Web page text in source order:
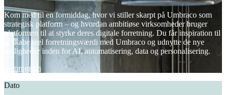
Kom med til en formiddag, hvor vi stiller skarpt på Umbraco som
strategisk platform – og hvordan ambitiøse virksomheder bruger
platformen til at styrke deres digitale forretning. Du får inspiration til
at skabe reel forretningsværdi med Umbraco og udnytte de nye
muligheder inden for AI, automatisering, data og personalisering.
Se program
Dato